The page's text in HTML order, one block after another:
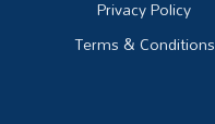
Privacy Policy
Terms & Conditions